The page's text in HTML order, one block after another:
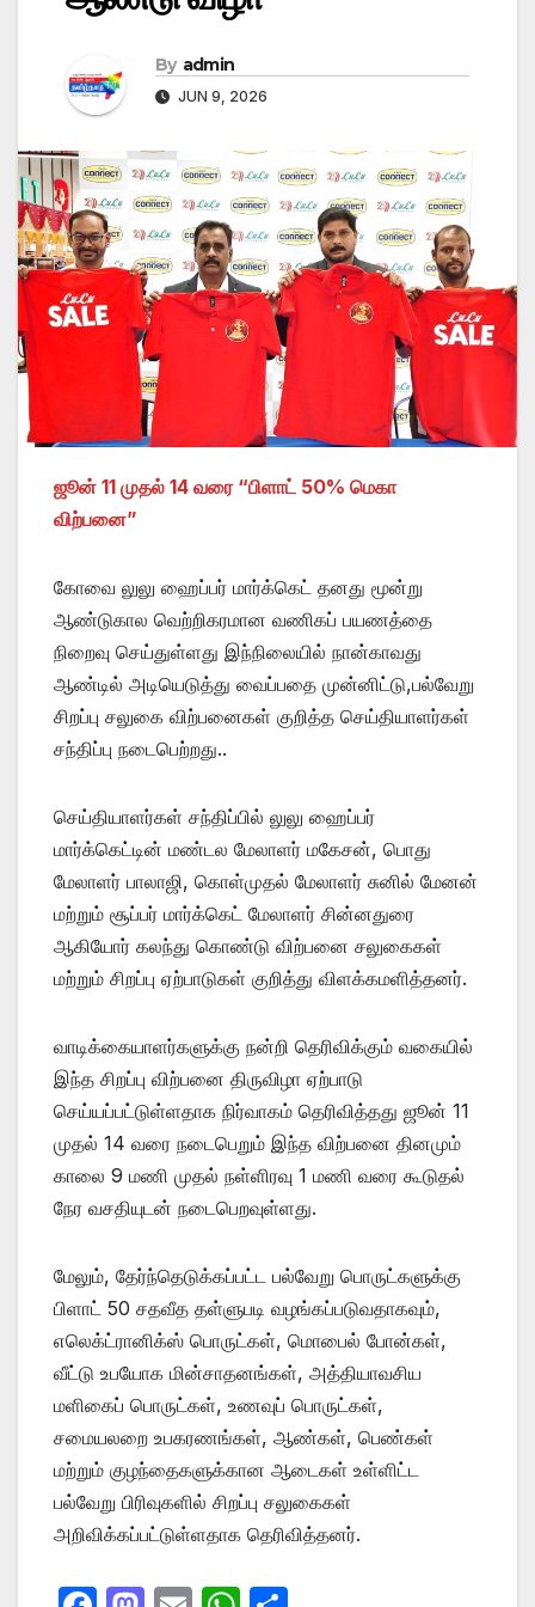
By admin
JUN 9, 2026
ஜூன் 11 முதல் 14 வரை “பிளாட் 50% மெகா
விற்பனை”
கோவை லுலு ஹைப்பர் மார்க்கெட் தனது மூன்று
ஆண்டுகால வெற்றிகரமான வணிகப் பயணத்தை
நிறைவு செய்துள்ளது இந்நிலையில் நான்காவது
ஆண்டில் அடியெடுத்து வைப்பதை முன்னிட்டு,பல்வேறு
சிறப்பு சலுகை விற்பனைகள் குறித்த செய்தியாளர்கள்
சந்திப்பு நடைபெற்றது..
செய்தியாளர்கள் சந்திப்பில் லுலு ஹைப்பர்
மார்க்கெட்டின் மண்டல மேலாளர் மகேசன், பொது
மேலாளர் பாலாஜி, கொள்முதல் மேலாளர் சுனில் மேனன்
மற்றும் சூப்பர் மார்க்கெட் மேலாளர் சின்னதுரை
ஆகியோர் கலந்து கொண்டு விற்பனை சலுகைகள்
மற்றும் சிறப்பு ஏற்பாடுகள் குறித்து விளக்கமளித்தனர்.
வாடிக்கையாளர்களுக்கு நன்றி தெரிவிக்கும் வகையில்
இந்த சிறப்பு விற்பனை திருவிழா ஏற்பாடு
செய்யப்பட்டுள்ளதாக நிர்வாகம் தெரிவித்தது ஜூன் 11
முதல் 14 வரை நடைபெறும் இந்த விற்பனை தினமும்
காலை 9 மணி முதல் நள்ளிரவு 1 மணி வரை கூடுதல்
நேர வசதியுடன் நடைபெறவுள்ளது.
மேலும், தேர்ந்தெடுக்கப்பட்ட பல்வேறு பொருட்களுக்கு
பிளாட் 50 சதவீத தள்ளுபடி வழங்கப்படுவதாகவும்,
எலெக்ட்ரானிக்ஸ் பொருட்கள், மொபைல் போன்கள்,
வீட்டு உபயோக மின்சாதனங்கள், அத்தியாவசிய
மளிகைப் பொருட்கள், உணவுப் பொருட்கள்,
சமையலறை உபகரணங்கள், ஆண்கள், பெண்கள்
மற்றும் குழந்தைகளுக்கான ஆடைகள் உள்ளிட்ட
பல்வேறு பிரிவுகளில் சிறப்பு சலுகைகள்
அறிவிக்கப்பட்டுள்ளதாக தெரிவித்தனர்.